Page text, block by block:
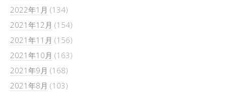
2022年1月 (134)
2021年12月 (154)
2021年11月 (156)
2021年10月 (163)
2021年9月 (168)
2021年8月 (103)